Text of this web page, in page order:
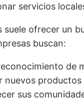
servicios
suele ofrecer un
buscan:
de
nuevos productos
sus